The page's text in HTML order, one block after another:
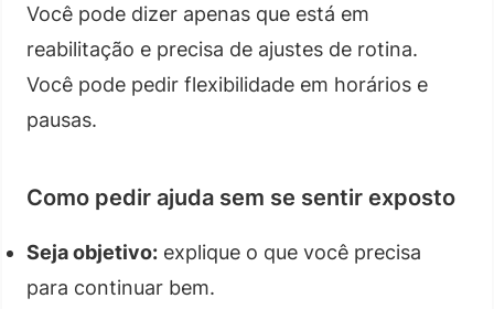
Você pode dizer apenas que está em
reabilitação e precisa de ajustes de rotina.
Você pode pedir flexibilidade em horários e
pausas.
Como pedir ajuda sem se sentir exposto
Seja objetivo: explique o que você precisa
para continuar bem.